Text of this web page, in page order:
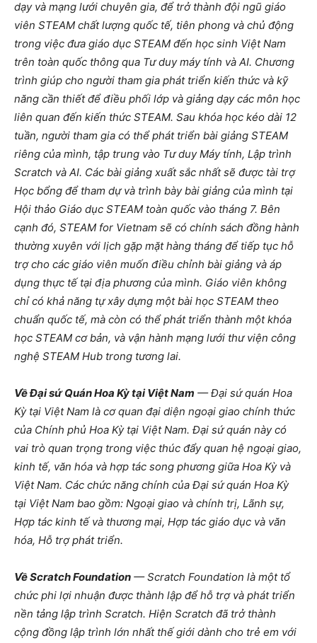
dạy và mạng lưới chuyên gia, để trở thành đội ngũ giáo
viên STEAM chất lượng quốc tế, tiên phong và chủ động
trong việc đưa giáo dục STEAM đến học sinh Việt Nam
trên toàn quốc thông qua Tư duy máy tính và AI. Chương
trình giúp cho người tham gia phát triển kiến thức và kỹ
năng cần thiết để điều phối lớp và giảng dạy các môn học
liên quan đến kiến thức STEAM. Sau khóa học kéo dài 12
tuần, người tham gia có thể phát triển bài giảng STEAM
riêng của mình, tập trung vào Tư duy Máy tính, Lập trình
Scratch và AI. Các bài giảng xuất sắc nhất sẽ được tài trợ
Học bổng để tham dự và trình bày bài giảng của mình tại
Hội thảo Giáo dục STEAM toàn quốc vào tháng 7. Bên
cạnh đó, STEAM for Vietnam sẽ có chính sách đồng hành
thường xuyên với lịch gặp mặt hàng tháng để tiếp tục hỗ
trợ cho các giáo viên muốn điều chỉnh bài giảng và áp
dụng thực tế tại địa phương của mình. Giáo viên không
chỉ có khả năng tự xây dựng một bài học STEAM theo
chuẩn quốc tế, mà còn có thể phát triển thành một khóa
học STEAM cơ bản, và vận hành mạng lưới thư viện công
nghệ STEAM Hub trong tương lai.
Về Đại sứ Quán Hoa Kỳ tại Việt Nam — Đại sứ quán Hoa
Kỳ tại Việt Nam là cơ quan đại diện ngoại giao chính thức
của Chính phủ Hoa Kỳ tại Việt Nam. Đại sứ quán này có
vai trò quan trọng trong việc thúc đẩy quan hệ ngoại giao,
kinh tế, văn hóa và hợp tác song phương giữa Hoa Kỳ và
Việt Nam. Các chức năng chính của Đại sứ quán Hoa Kỳ
tại Việt Nam bao gồm: Ngoại giao và chính trị, Lãnh sự,
Hợp tác kinh tế và thương mại, Hợp tác giáo dục và văn
hóa, Hỗ trợ phát triển.
Về Scratch Foundation — Scratch Foundation là một tổ
chức phi lợi nhuận được thành lập để hỗ trợ và phát triển
nền tảng lập trình Scratch. Hiện Scratch đã trở thành
cộng đồng lập trình lớn nhất thế giới dành cho trẻ em với